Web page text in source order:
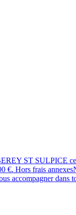
ST SULPICE
€. Hors frais
accompagner dans